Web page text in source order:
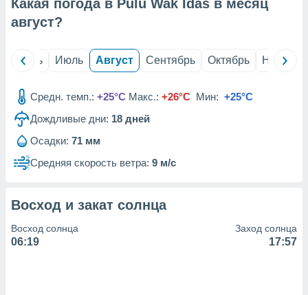
из
данных
Какая погода в Pulu Wak Idas в месяц
август?
Июнь Июль Август Сентябрь Октябрь Ноябрь
Средн. темп.: +25°C Макс.: +26°C Мин: +25°C
Дождливые дни: 18 дней
Осадки: 71 мм
Средняя скорость ветра: 9 м/с
Восход и закат солнца
Восход солнца
06:19
Заход солнца
17:57